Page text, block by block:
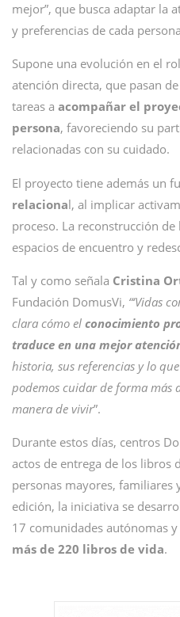
mejor”, que busca adaptar la
y preferencias de cada
Supone una evolución en el
atención directa, que pasan
tareas a acompañar el
persona, favoreciendo su
relacionadas con su cuidado.
El proyecto tiene además un
relacional, al implicar
proceso. La reconstrucción
espacios de encuentro y
Tal y como señala Cristina
Fundación DomusVi, “‘Vidas
clara cómo el conocimiento
traduce en una mejor
historia, sus referencias y lo
podemos cuidar de forma más
manera de vivir”.
Durante estos días, centros
actos de entrega de los libros
personas mayores, familiares
edición, la iniciativa se
17 comunidades autónomas
más de 220 libros de vida.